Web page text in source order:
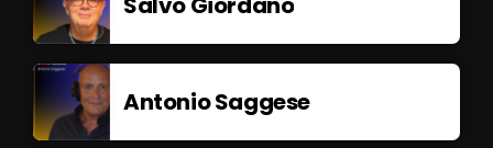
Antonio Saggese